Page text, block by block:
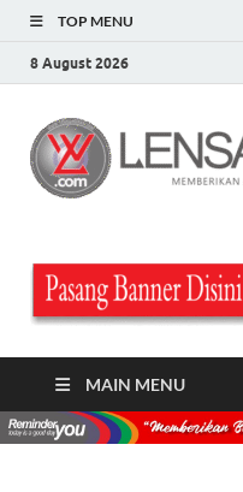
TOP MENU
8 August 2026
MAIN MENU